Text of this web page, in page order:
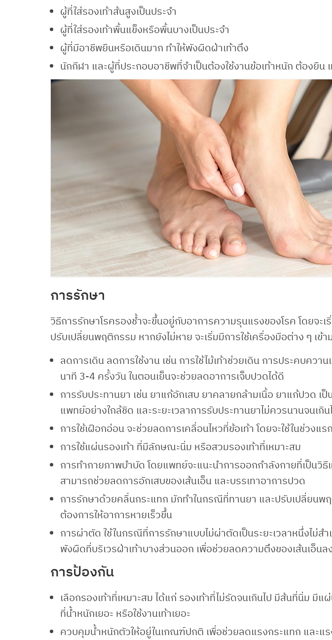
ผู้ที่ใส่รองเท้าส้นสูงเป็นประจำ
ผู้ที่ใส่รองเท้าพื้นแข็งหรือพื้นบางเป็นประจำ
ผู้ที่มีอาชีพยืนหรือเดินมาก ทำให้พังผืดฝ่าเท้าตึง
นักกีฬา และผู้ที่ประกอบอาชีพที่จำเป็นต้องใช้งานข้อเท้าหนัก ต้องยืน
การรักษา
วิธีการรักษาโรครองช้ำจะขึ้นอยู่กับอาการความรุนแรงของโรค โดยจะเ
ปรับเปลี่ยนพฤติกรรม หากยังไม่หาย จะเริ่มมีการใช้เครื่องมือต่าง ๆ เข้
ลดการเดิน ลดการใช้งาน เช่น การใช้ไม้เท้าช่วยเดิน การประคบคว
นาที 3-4 ครั้งวัน ในตอนเย็นจะช่วยลดอาการเจ็บปวดได้ดี
การรับประทานยา เช่น ยาแก้อักเสบ ยาคลายกล้ามเนื้อ ยาแก้ปวด เ
แพทย์อย่างใกล้ชิด และระยะเวลาการรับประทานยาไม่ควรนานจนเกิน
การใช้เฝือกอ่อน จะช่วยลดการเคลื่อนไหวที่ข้อเท้า โดยจะใช้ในช่วงแ
การใช้แผ่นรองเท้า ที่มีลักษณะนิ่ม หรือสวมรองเท้าที่เหมาะสม
การทำกายภาพบำบัด โดยแพทย์จะแนะนำการออกกำลังกายที่เป็นวิ
สามารถช่วยลดการอักเสบของเส้นเอ็น และบรรเทาอาการปวด
การรักษาด้วยคลื่นกระแทก มักทำในกรณีที่ทานยา และปรับเปลี่ยนพ
ต้องการให้อาการหายเร็วขึ้น
การผ่าตัด ใช้ในกรณีที่การรักษาแบบไม่ผ่าตัดเป็นระยะเวลาหนึ่งไม่ส
พังผืดที่บริเวรฝ่าเท้าบางส่วนออก เพื่อช่วยลดความตึงของเส้นเอ็นล
การป้องกัน
เลือกรองเท้าที่เหมาะสม ได้แก่ รองเท้าที่ไม่รัดจนเกินไป มีส้นที่นิ่ม มีแ
ที่น้ำหนักเยอะ หรือใช้งานเท้าเยอะ
ควบคุมน้ำหนักตัวให้อยู่ในเกณฑ์ปกติ เพื่อช่วยลดแรงกระแทก และแ